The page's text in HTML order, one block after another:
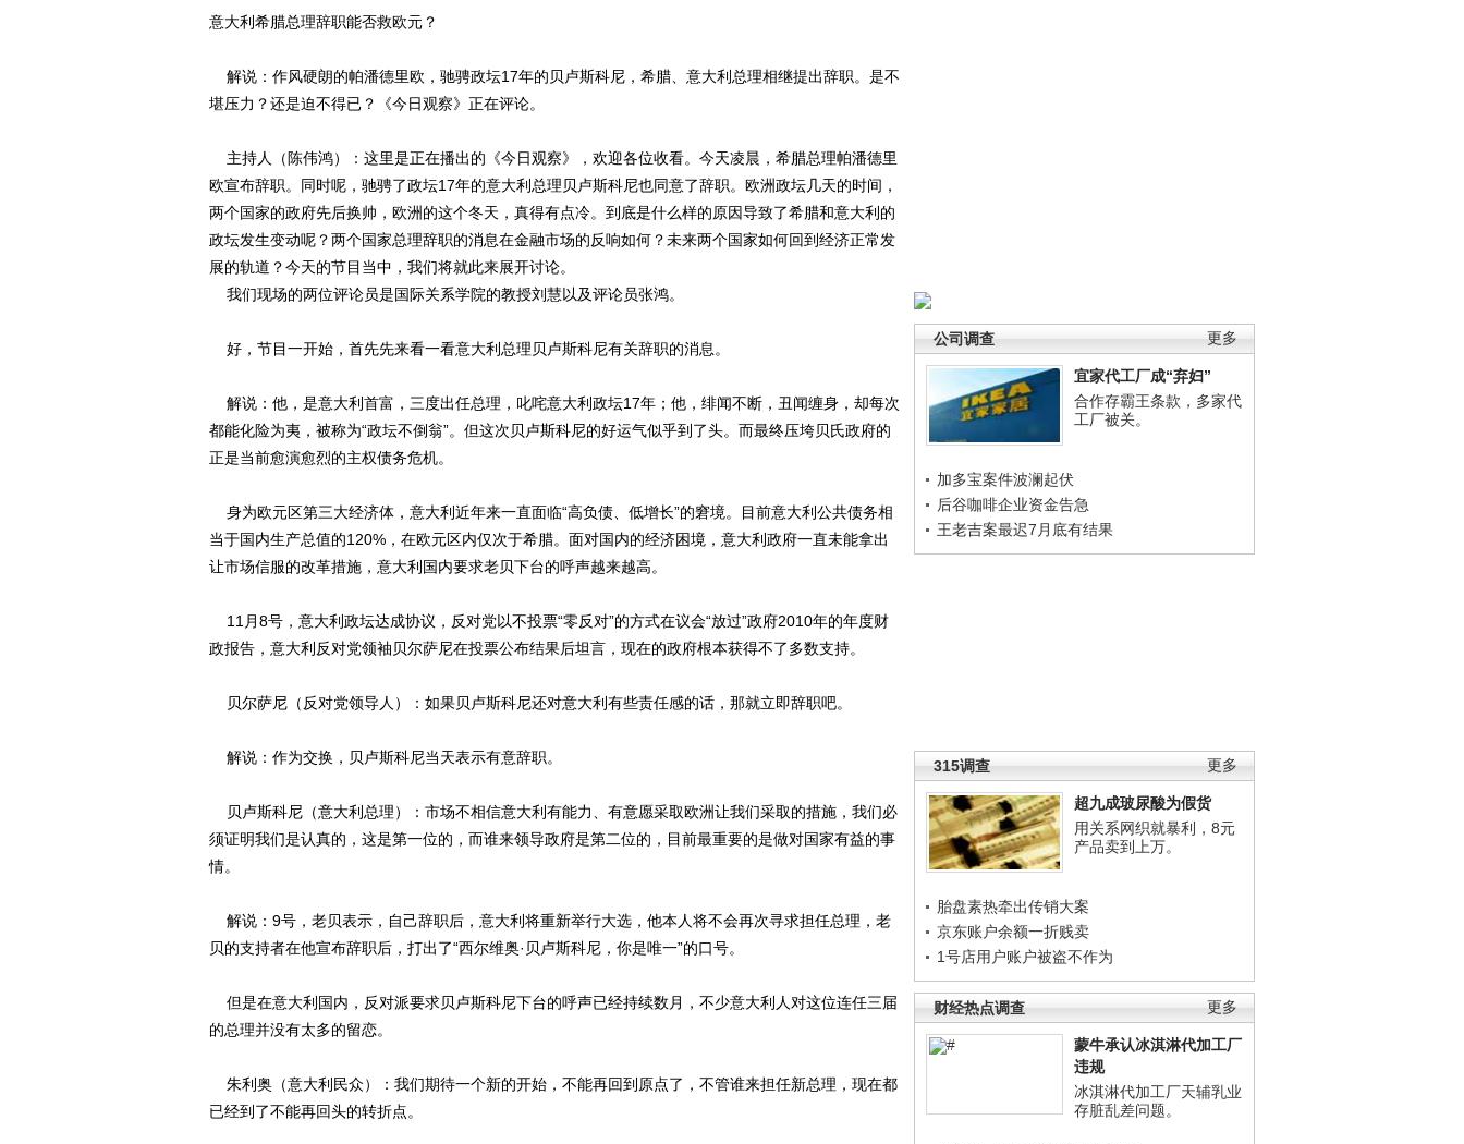
更多
公司调查
宜家代工厂成“弃妇”
合作存霸王条款，多家代
工厂被关。
加多宝案件波澜起伏
后谷咖啡企业资金告急
王老吉案最迟7月底有结果
更多
315调查
超九成玻尿酸为假货
用关系网织就暴利，8元
产品卖到上万。
胎盘素热牵出传销大案
京东账户余额一折贱卖
1号店用户账户被盗不作为
更多
财经热点调查
蒙牛承认冰淇淋代加工厂
违规
冰淇淋代加工厂天辅乳业
存脏乱差问题。
意大利希腊总理辞职能否救欧元？
解说：作风硬朗的帕潘德里欧，驰骋政坛17年的贝卢斯科尼，希腊、意大利总理相继提出辞职。是不
堪压力？还是迫不得已？《今日观察》正在评论。
主持人（陈伟鸿）：这里是正在播出的《今日观察》，欢迎各位收看。今天凌晨，希腊总理帕潘德里
欧宣布辞职。同时呢，驰骋了政坛17年的意大利总理贝卢斯科尼也同意了辞职。欧洲政坛几天的时间，
两个国家的政府先后换帅，欧洲的这个冬天，真得有点冷。到底是什么样的原因导致了希腊和意大利的
政坛发生变动呢？两个国家总理辞职的消息在金融市场的反响如何？未来两个国家如何回到经济正常发
展的轨道？今天的节目当中，我们将就此来展开讨论。
我们现场的两位评论员是国际关系学院的教授刘慧以及评论员张鸿。
好，节目一开始，首先先来看一看意大利总理贝卢斯科尼有关辞职的消息。
解说：他，是意大利首富，三度出任总理，叱咤意大利政坛17年；他，绯闻不断，丑闻缠身，却每次
都能化险为夷，被称为“政坛不倒翁”。但这次贝卢斯科尼的好运气似乎到了头。而最终压垮贝氏政府的
正是当前愈演愈烈的主权债务危机。
身为欧元区第三大经济体，意大利近年来一直面临“高负债、低增长”的窘境。目前意大利公共债务相
当于国内生产总值的120%，在欧元区内仅次于希腊。面对国内的经济困境，意大利政府一直未能拿出
让市场信服的改革措施，意大利国内要求老贝下台的呼声越来越高。
11月8号，意大利政坛达成协议，反对党以不投票“零反对”的方式在议会“放过”政府2010年的年度财
政报告，意大利反对党领袖贝尔萨尼在投票公布结果后坦言，现在的政府根本获得不了多数支持。
贝尔萨尼（反对党领导人）：如果贝卢斯科尼还对意大利有些责任感的话，那就立即辞职吧。
解说：作为交换，贝卢斯科尼当天表示有意辞职。
贝卢斯科尼（意大利总理）：市场不相信意大利有能力、有意愿采取欧洲让我们采取的措施，我们必
须证明我们是认真的，这是第一位的，而谁来领导政府是第二位的，目前最重要的是做对国家有益的事
情。
解说：9号，老贝表示，自己辞职后，意大利将重新举行大选，他本人将不会再次寻求担任总理，老
贝的支持者在他宣布辞职后，打出了“西尔维奥·贝卢斯科尼，你是唯一”的口号。
但是在意大利国内，反对派要求贝卢斯科尼下台的呼声已经持续数月，不少意大利人对这位连任三届
的总理并没有太多的留恋。
朱利奥（意大利民众）：我们期待一个新的开始，不能再回到原点了，不管谁来担任新总理，现在都
已经到了不能再回头的转折点。